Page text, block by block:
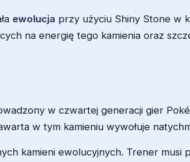
ewolucja przy użyciu Shiny Stone w
na energię tego kamienia oraz
w czwartej generacji gier
w tym kamieniu wywołuje
kamieni ewolucyjnych. Trener